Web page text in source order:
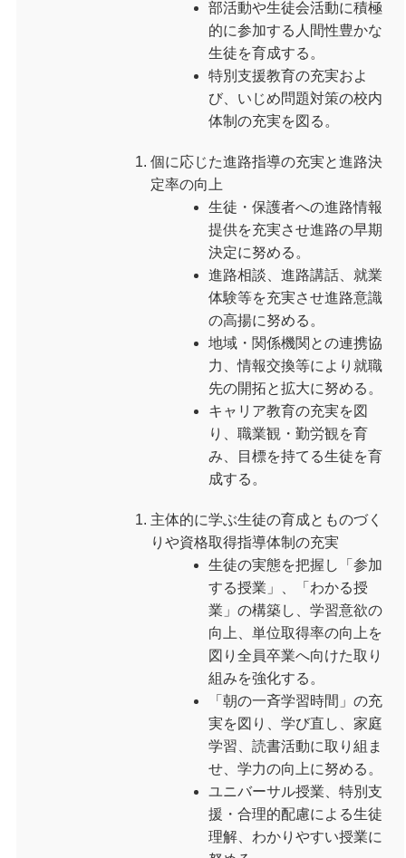
部活動や生徒会活動に積極
的に参加する人間性豊かな
生徒を育成する。
特別支援教育の充実およ
び、いじめ問題対策の校内
体制の充実を図る。
個に応じた進路指導の充実と進路決
定率の向上
生徒・保護者への進路情報
提供を充実させ進路の早期
決定に努める。
進路相談、進路講話、就業
体験等を充実させ進路意識
の高揚に努める。
地域・関係機関との連携協
力、情報交換等により就職
先の開拓と拡大に努める。
キャリア教育の充実を図
り、職業観・勤労観を育
み、目標を持てる生徒を育
成する。
主体的に学ぶ生徒の育成とものづく
りや資格取得指導体制の充実
生徒の実態を把握し「参加
する授業」、「わかる授
業」の構築し、学習意欲の
向上、単位取得率の向上を
図り全員卒業へ向けた取り
組みを強化する。
「朝の一斉学習時間」の充
実を図り、学び直し、家庭
学習、読書活動に取り組ま
せ、学力の向上に努める。
ユニバーサル授業、特別支
援・合理的配慮による生徒
理解、わかりやすい授業に